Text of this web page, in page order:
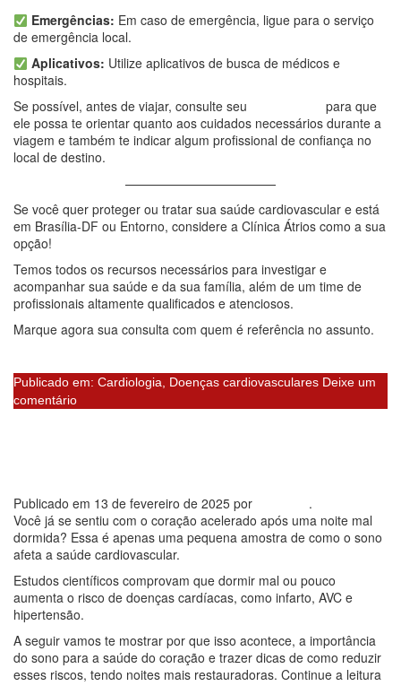
Emergências: Em caso de emergência, ligue para o serviço
de emergência local.
Aplicativos: Utilize aplicativos de busca de médicos e
hospitais.
Se possível, antes de viajar, consulte seu
para que
ele possa te orientar quanto aos cuidados necessários durante a
viagem e também te indicar algum profissional de confiança no
local de destino.
————————————
Se você quer proteger ou tratar sua saúde cardiovascular e está
em Brasília-DF ou Entorno, considere a Clínica Átrios como a sua
opção!
Temos todos os recursos necessários para investigar e
acompanhar sua saúde e da sua família, além de um time de
profissionais altamente qualificados e atenciosos.
Marque agora sua consulta com quem é referência no assunto.
Publicado em: Cardiologia, Doenças cardiovasculares Deixe um
comentário
Publicado em 13 de fevereiro de 2025 por
.
Você já se sentiu com o coração acelerado após uma noite mal
dormida? Essa é apenas uma pequena amostra de como o sono
afeta a saúde cardiovascular.
Estudos científicos comprovam que dormir mal ou pouco
aumenta o risco de doenças cardíacas, como infarto, AVC e
hipertensão.
A seguir vamos te mostrar por que isso acontece, a importância
do sono para a saúde do coração e trazer dicas de como reduzir
esses riscos, tendo noites mais restauradoras. Continue a leitura